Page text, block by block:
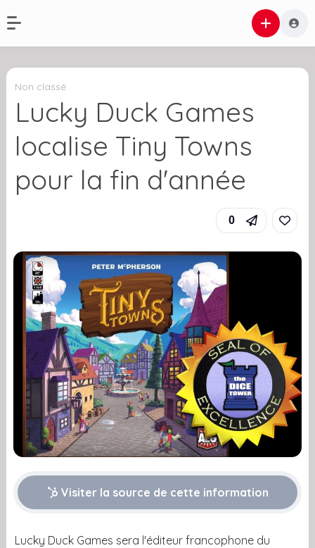
Non classé
Lucky Duck Games
localise Tiny Towns
pour la fin d'année
0
Visiter la source de cette information
Lucky Duck Games sera l'éditeur francophone du